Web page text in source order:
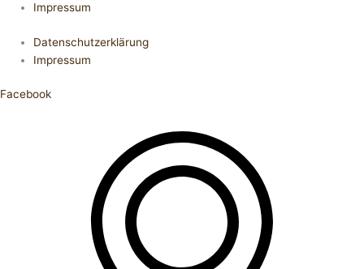
Impressum
Datenschutzerklärung
Impressum
Facebook